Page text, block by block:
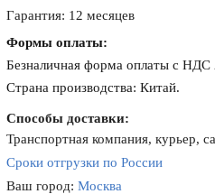
Гарантия: 12 месяцев
Формы оплаты:
Безналичная форма оплаты с НДС
Страна производства: Китай.
Способы доставки:
Транспортная компания, курьер,
Сроки отгрузки по России
Ваш город:Москва